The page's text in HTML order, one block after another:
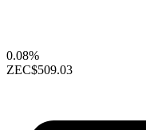
0.08%
ZEC$509.03